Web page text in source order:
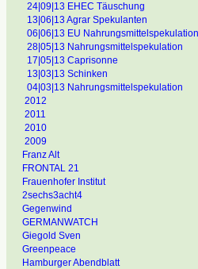
24|09|13 EHEC Täuschung
13|06|13 Agrar Spekulanten
06|06|13 EU Nahrungsmittelspekulation
28|05|13 Nahrungsmittelspekulation
17|05|13 Caprisonne
13|03|13 Schinken
04|03|13 Nahrungsmittelspekulation
2012
2011
2010
2009
Franz Alt
FRONTAL 21
Frauenhofer Institut
2sechs3acht4
Gegenwind
GERMANWATCH
Giegold Sven
Greenpeace
Hamburger Abendblatt